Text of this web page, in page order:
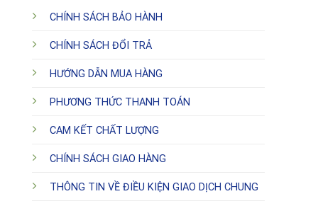
CHÍNH SÁCH BẢO HÀNH
CHÍNH SÁCH ĐỔI TRẢ
HƯỚNG DẪN MUA HÀNG
PHƯƠNG THỨC THANH TOÁN
CAM KẾT CHẤT LƯỢNG
CHÍNH SÁCH GIAO HÀNG
THÔNG TIN VỀ ĐIỀU KIỆN GIAO DỊCH CHUNG